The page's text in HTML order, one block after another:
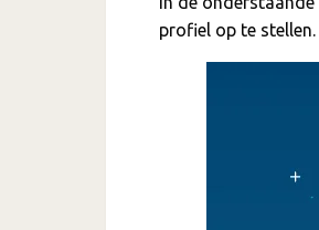
profiel op te stellen.